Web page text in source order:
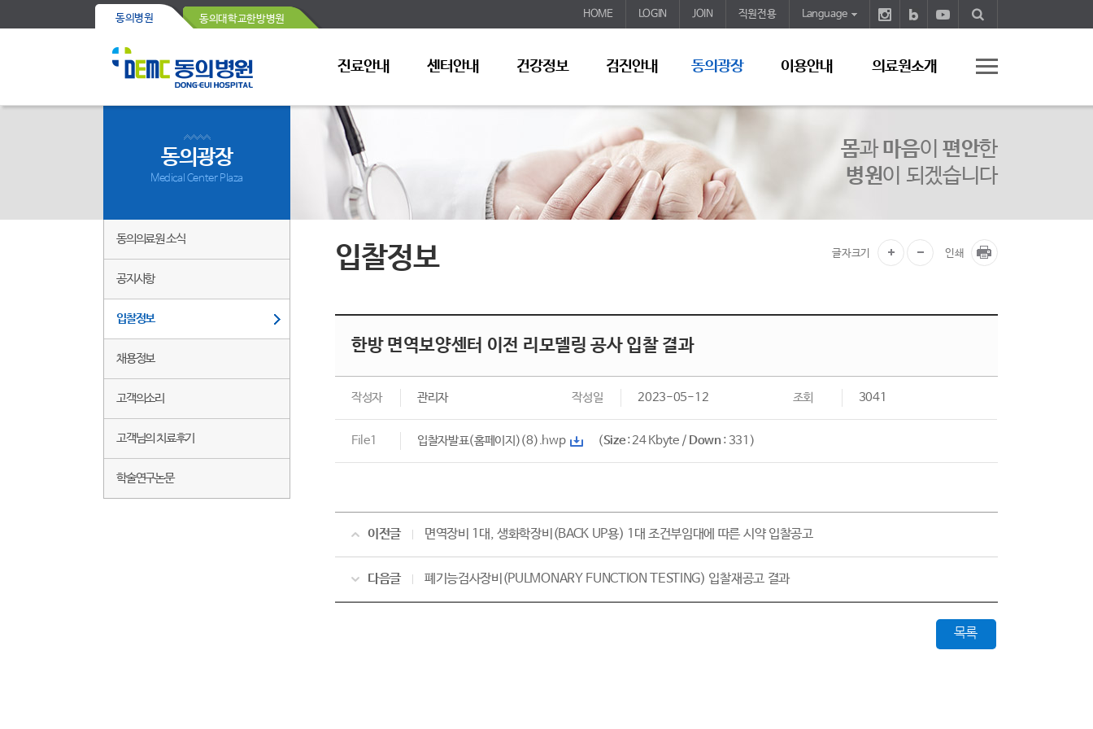
동의병원 동의대학교한방병원 HOME LOGIN JOIN 직원전용 Language
진료안내 센터안내 건강정보 검진안내 동의광장 이용안내 의료원소개
몸과 마음이 편안한
병원이 되겠습니다
동의광장
Medical Center Plaza
동의의료원 소식
공지사항
입찰정보
채용정보
고객의소리
고객님의 치료후기
학술연구논문
입찰정보 글자크기 인쇄
한방 면역보양센터 이전 리모델링 공사 입찰 결과
작성자 관리자 작성일 2023-05-12 조회 3041
File1 입찰자발표(홈페이지)(8).hwp (Size: 24 Kbyte / Down: 331)
이전글 면역장비 1대, 생화학장비(BACK UP용) 1대 조건부임대에 따른 시약 입찰공고
다음글 폐기능검사장비(PULMONARY FUNCTION TESTING) 입찰재공고 결과
목록